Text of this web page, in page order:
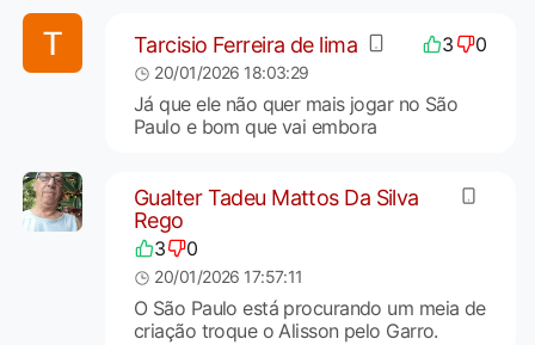
Tarcisio Ferreira de lima 3 0
20/01/2026 18:03:29
Já que ele não quer mais jogar no São
Paulo e bom que vai embora
Gualter Tadeu Mattos Da Silva
Rego
3 0
20/01/2026 17:57:11
O São Paulo está procurando um meia de
criação troque o Alisson pelo Garro.